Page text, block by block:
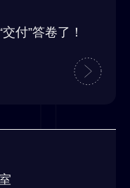
付”答卷了！